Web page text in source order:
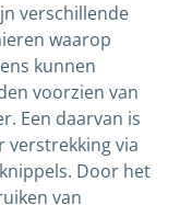
verschillende
waarop
kunnen
voorzien van
Een daarvan is
verstrekking via
Door het
van